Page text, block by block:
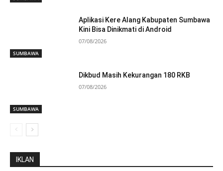
SUMBAWA
Aplikasi Kere Alang Kabupaten Sumbawa
Kini Bisa Dinikmati di Android
07/08/2026
SUMBAWA
Dikbud Masih Kekurangan 180 RKB
07/08/2026
IKLAN